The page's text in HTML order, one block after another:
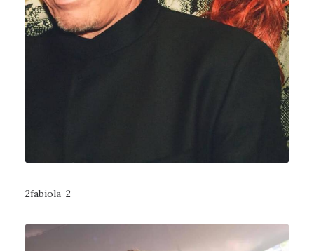
2fabiola-2